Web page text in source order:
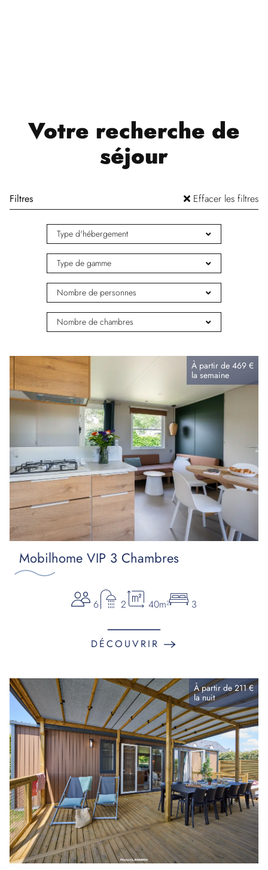
Votre recherche de
séjour
Filtres Effacer les filtres
Type d'hébergement
Type de gamme
Nombre de personnes
Nombre de chambres
À partir de 469 €
la semaine
Mobilhome VIP 3 Chambres
6 2 40m² 3
DÉCOUVRIR
À partir de211 €
la nuit